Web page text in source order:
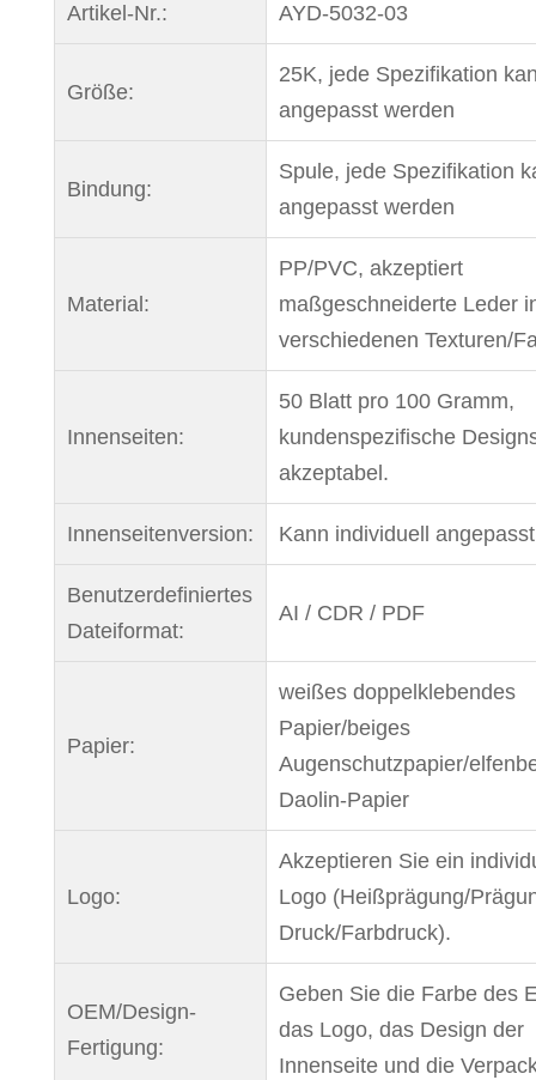
Artikel-Nr.: AYD-5032-03
Größe:
25K, jede Spezifikation
angepasst werden
Bindung:
Spule, jede Spezifikation
angepasst werden
Material:
PP/PVC, akzeptiert
maßgeschneiderte Leder
verschiedenen Texturen/
Innenseiten:
50 Blatt pro 100 Gramm,
kundenspezifische
akzeptabel.
Innenseitenversion: Kann individuell
Benutzerdefiniertes
Dateiformat:
AI / CDR / PDF
Papier:
weißes doppelklebendes
Papier/beiges
Augenschutzpapier/
Daolin-Papier
Logo:
Akzeptieren Sie ein
Logo (Heißprägung/
Druck/Farbdruck).
OEM/Design-
Fertigung:
Geben Sie die Farbe des
das Logo, das Design der
Innenseite und die